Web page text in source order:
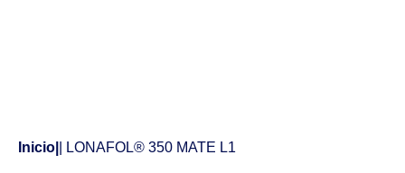
Inicio | LONAFOL® 350 MATE L1